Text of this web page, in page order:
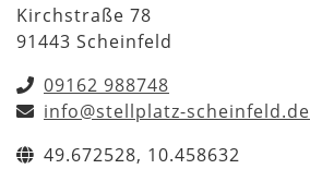
Kirchstraße 78
91443 Scheinfeld
09162 988748
info@stellplatz-scheinfeld.de
49.672528, 10.458632